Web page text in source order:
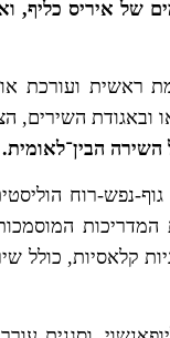
של איריס כליף,
ועורכת
השירים, הצ'י
הבין־לאומית.
גוף-נפש-רוח
המדריכות
קלאסיות, כולל